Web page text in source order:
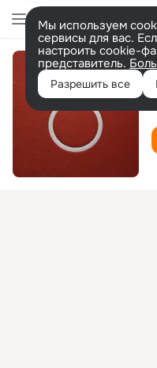
Мы используем
сервисы для вас.
настроить cookie-
представитель.
Разрешить все